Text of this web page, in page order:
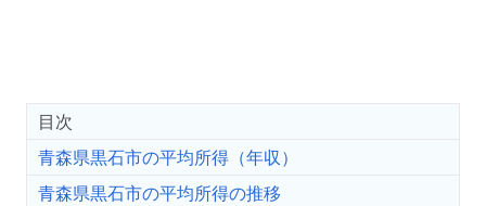
目次
青森県黒石市の平均所得（年収）
青森県黒石市の平均所得の推移